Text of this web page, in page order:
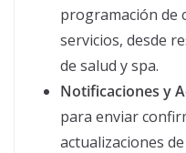
programación de
servicios, desde
de salud y spa.
Notificaciones y
para enviar
actualizaciones